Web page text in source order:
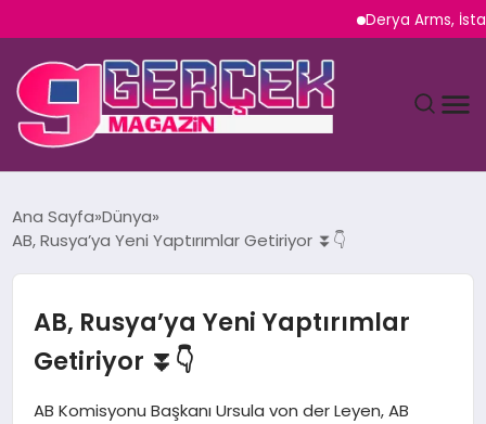
Derya Arms,
YAŞAM
SPOR
TEKNOLOJI
Ana Sayfa Dünya
AB, Rusya’ya Yeni Yaptırımlar Getiriyor ⏬👇
AB, Rusya’ya Yeni Yaptırımlar
Getiriyor ⏬👇
AB Komisyonu Başkanı Ursula von der Leyen, AB